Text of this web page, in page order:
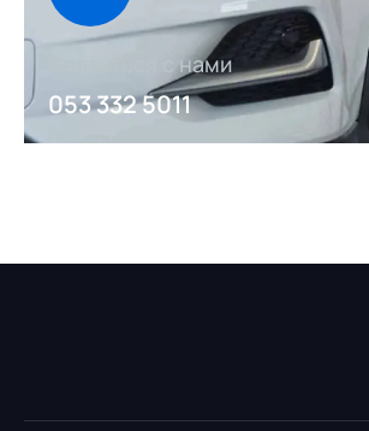
Связаться с нами
053 332 5011